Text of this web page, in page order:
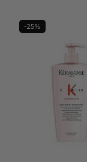
-25%